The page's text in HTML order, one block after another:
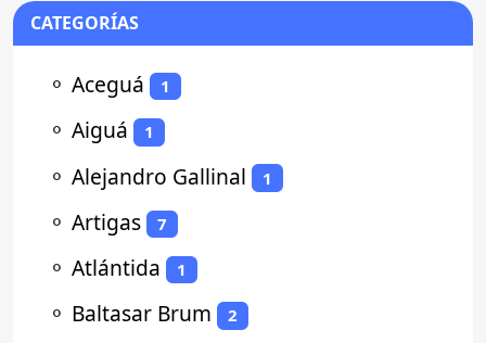
CATEGORÍAS
⚬ Aceguá 1
⚬ Aiguá 1
⚬ Alejandro Gallinal 1
⚬ Artigas 7
⚬ Atlántida 1
⚬ Baltasar Brum 2